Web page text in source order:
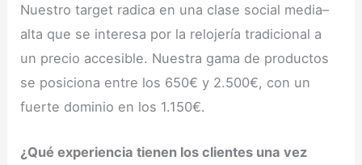
Nuestro target radica en una clase social media–
alta que se interesa por la relojería tradicional a
un precio accesible. Nuestra gama de productos
se posiciona entre los 650€ y 2.500€, con un
fuerte dominio en los 1.150€.
¿Qué experiencia tienen los clientes una vez